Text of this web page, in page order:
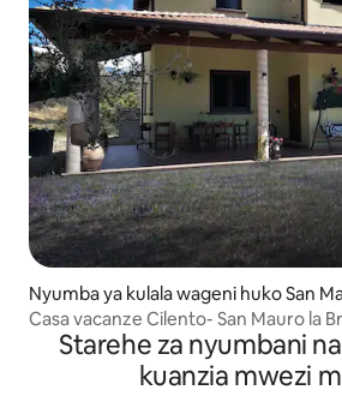
Nyumba ya kulala wageni huko San
uca
Casa vacanze Cilento- San Mauro la
Starehe za nyumbani
kuanzia mwezi